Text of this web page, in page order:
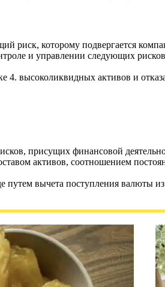
которому подвергается
и управлении следующих
4. высоколиквидных активов и
присущих финансовой
активов, соотношением
вычета поступления валюты